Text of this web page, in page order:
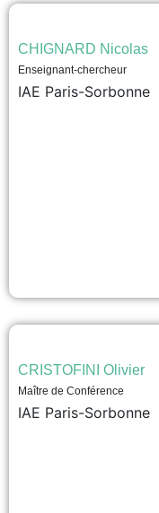
CHIGNARD Nicolas
Enseignant-chercheur
IAE Paris-Sorbonne
CRISTOFINI Olivier
Maître de Conférence
IAE Paris-Sorbonne